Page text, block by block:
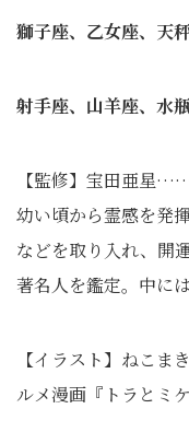
獅子座、乙女座、天
射手座、山羊座、水
【監修】宝田亜星
幼い頃から霊感を発
などを取り入れ、開
著名人を鑑定。中に
【イラスト】ねこ
ルメ漫画『トラとミ